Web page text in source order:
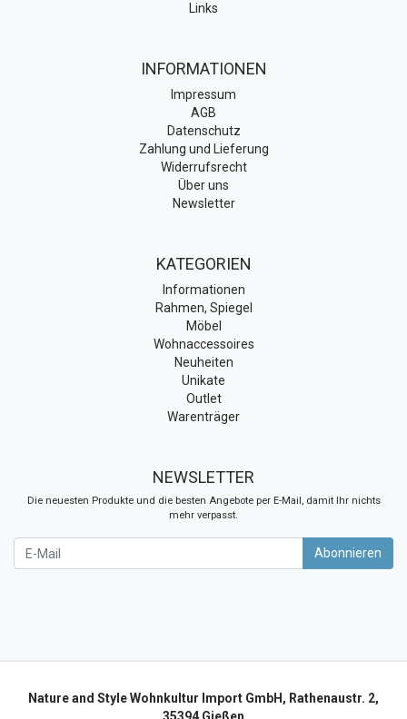
Links
INFORMATIONEN
Impressum
AGB
Datenschutz
Zahlung und Lieferung
Widerrufsrecht
Über uns
Newsletter
KATEGORIEN
Informationen
Rahmen, Spiegel
Möbel
Wohnaccessoires
Neuheiten
Unikate
Outlet
Warenträger
NEWSLETTER
Die neuesten Produkte und die besten Angebote per E-Mail, damit Ihr nichts
mehr verpasst.
Abonnieren
Nature and Style Wohnkultur Import GmbH, Rathenaustr. 2,